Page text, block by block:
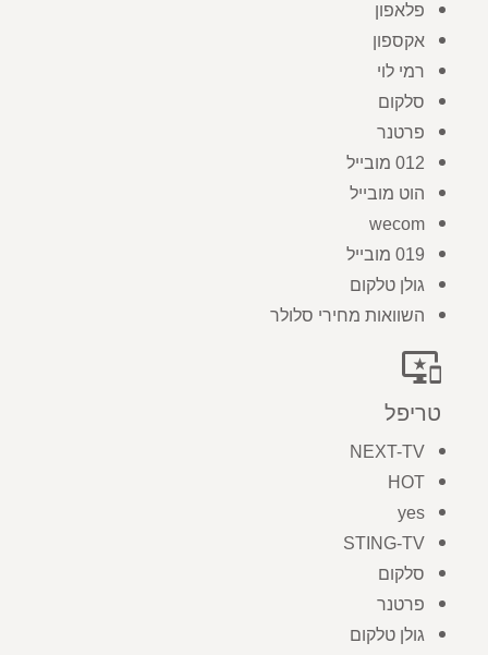
פלאפון
אקספון
רמי לוי
סלקום
פרטנר
012 מובייל
הוט מובייל
wecom
019 מובייל
גולן טלקום
השוואות מחירי סלולר
important_devices
טריפל
NEXT-TV
HOT
yes
STING-TV
סלקום
פרטנר
גולן טלקום